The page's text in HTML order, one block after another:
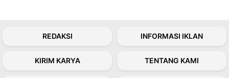
REDAKSI INFORMASI IKLAN
KIRIM KARYA TENTANG KAMI